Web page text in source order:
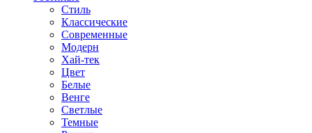
Стиль
Классические
Современные
Модерн
Хай-тек
Цвет
Белые
Венге
Светлые
Темные